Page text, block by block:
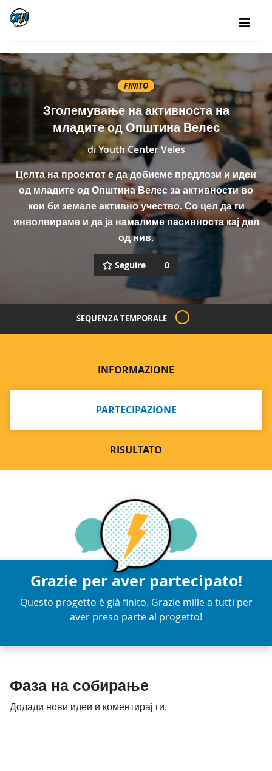
FINITO
Зголемување на активноста на
младите од Општина Велес
diYouth Center Veles
Целта на проектот е да добиеме предлози и идеи
од младите од Општина Велес за активности во
кои би земале активно учество. Со цел да ги
инволвираме и да ја намалиме пасивноста кај дел
од нив.
Seguire 0
SEQUENZA TEMPORALE
INFORMAZIONE
PARTECIPAZIONE
RISULTATO
Grazie per aver partecipato!
Questo progetto è già finito. Grazie mille a tutti per
aver preso parte al progetto!
Фаза на собирање
Додади нови идеи и коментирај ги.